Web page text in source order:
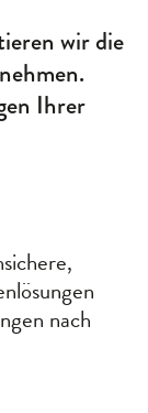
wir die
Ihrer
nach